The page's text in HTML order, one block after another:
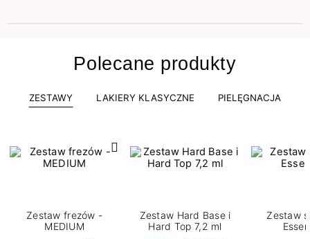
Polecane produkty
ZESTAWY LAKIERY KLASYCZNE PIELĘGNACJA
Zestaw frezów -
MEDIUM
Zestaw Hard Base i
Hard Top 7,2 ml
Zestaw